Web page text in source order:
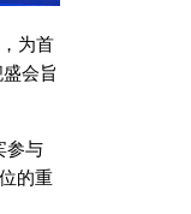
为首
会旨
参与
的重